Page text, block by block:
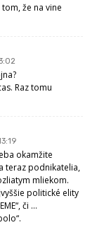
že na vine
Raz tomu
okamžite
teraz podnikatelia,
mliekom.
politické elity
či …